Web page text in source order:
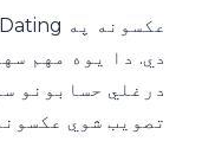
دي. دا یوه مهم
درغلي حسابونو
تصویب شوي